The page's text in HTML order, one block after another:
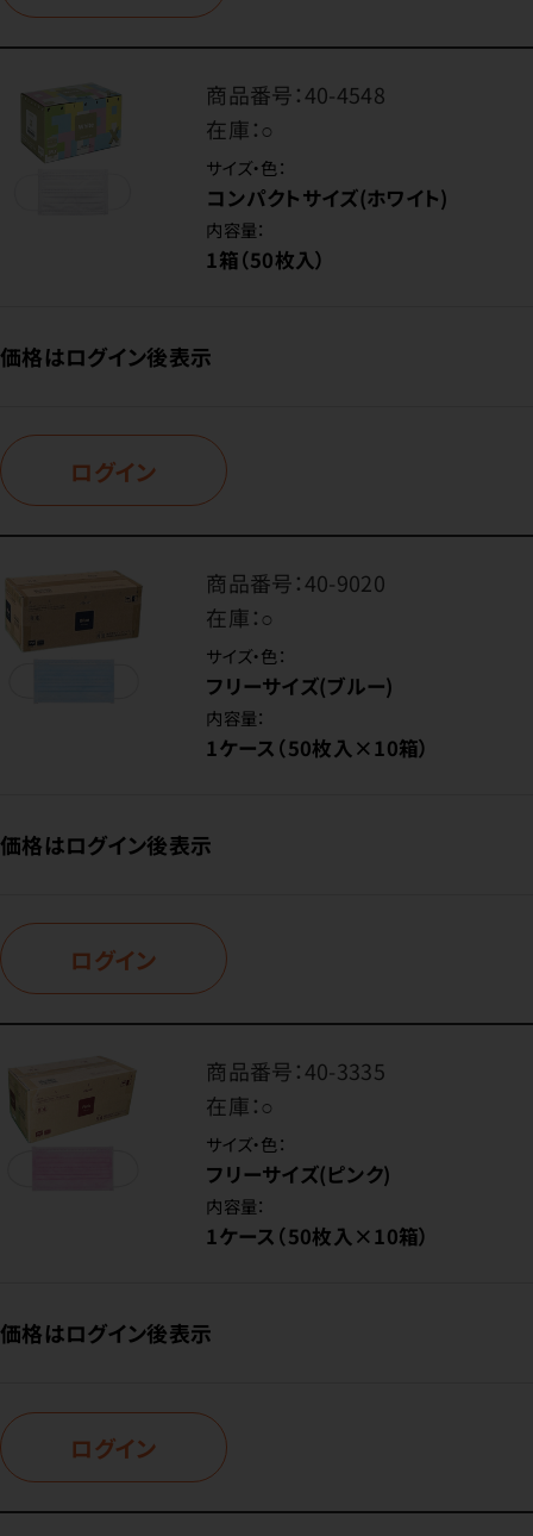
商品番号：40-4548
在庫：○
サイズ・色：
コンパクトサイズ(ホワイト)
内容量：
1箱（50枚入）
価格はログイン後表示
ログイン
商品番号：40-9020
在庫：○
サイズ・色：
フリーサイズ(ブルー)
内容量：
1ケース（50枚入×10箱）
価格はログイン後表示
ログイン
商品番号：40-3335
在庫：○
サイズ・色：
フリーサイズ(ピンク)
内容量：
1ケース（50枚入×10箱）
価格はログイン後表示
ログイン